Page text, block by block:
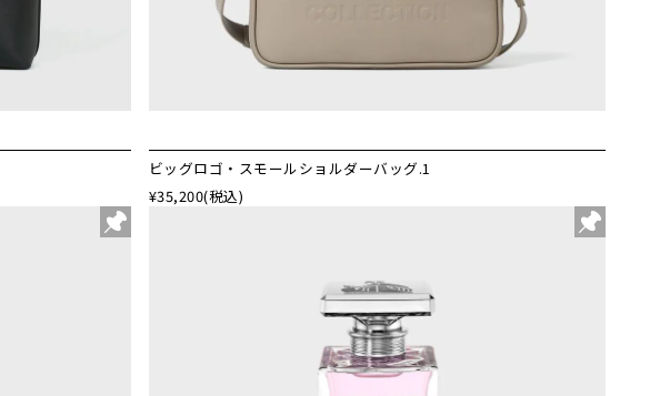
ビッグロゴ・スモールショルダーバッグ.1
¥35,200(税込)